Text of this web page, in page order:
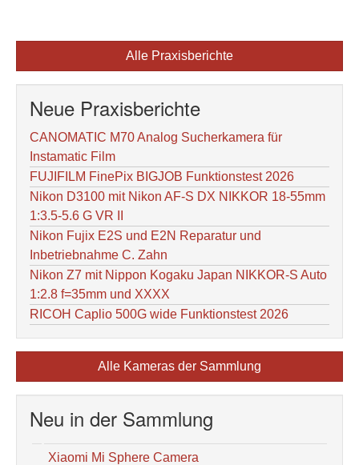
Alle Praxisberichte
Neue Praxisberichte
CANOMATIC M70 Analog Sucherkamera für
Instamatic Film
FUJIFILM FinePix BIGJOB Funktionstest 2026
Nikon D3100 mit Nikon AF-S DX NIKKOR 18-55mm
1:3.5-5.6 G VR II
Nikon Fujix E2S und E2N Reparatur und
Inbetriebnahme C. Zahn
Nikon Z7 mit Nippon Kogaku Japan NIKKOR-S Auto
1:2.8 f=35mm und XXXX
RICOH Caplio 500G wide Funktionstest 2026
Alle Kameras der Sammlung
Neu in der Sammlung
Xiaomi Mi Sphere Camera